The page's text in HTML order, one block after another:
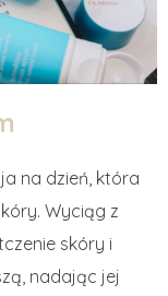
na dzień, która
Wyciąg z
skóry i
nadając jej